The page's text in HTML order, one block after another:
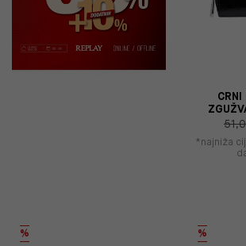
CRNI
*najniža
% %